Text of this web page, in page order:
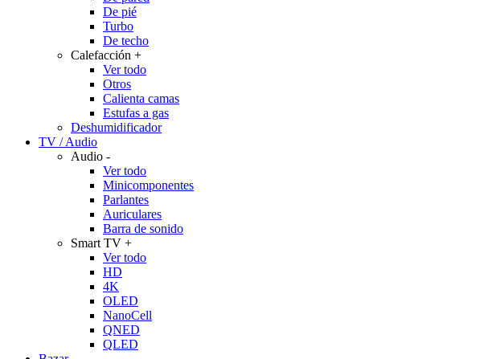
De pié
Turbo
De techo
Calefacción +
Ver todo
Otros
Calienta camas
Estufas a gas
Deshumidificador
TV / Audio
Audio -
Ver todo
Minicomponentes
Parlantes
Auriculares
Barra de sonido
Smart TV +
Ver todo
HD
4K
OLED
NanoCell
QNED
QLED